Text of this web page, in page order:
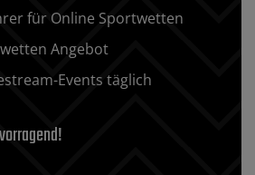
für Online Sportwetten
Angebot
Events täglich